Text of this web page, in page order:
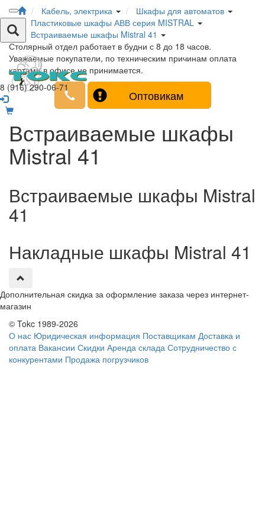
8 (916) 290-06-71
Кабель, электрика
Шкафы для автоматов
Пластиковые шкафы АВВ серия MISTRAL
Встраиваемые шкафы Mistral 41
Столярный отдел работает в будни с 8 до 18 часов.
Уважаемые покупатели, по техническим причинам оплата
картами в офисе не принимается.
Оптовикам
Встраиваемые шкафы
Mistral 41
Встраиваемые шкафы Mistral
41
Накладные шкафы Mistral 41
Дополнительная скидка за оформление заказа через интернет-
магазин
© Tokc 1989-2026
О нас Юридическая информация Поставщикам Доставка и
оплата Вакансии Скидки Аренда склада Сотрудничество с
конкурентами Продажа погрузчиков